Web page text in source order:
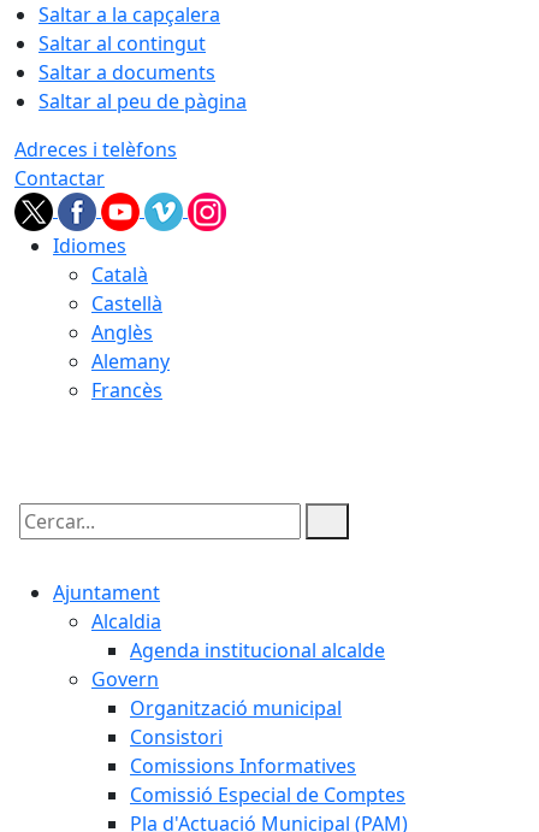
Saltar a la capçalera
Saltar al contingut
Saltar a documents
Saltar al peu de pàgina
Adreces i telèfons
Contactar
Idiomes
Català
Castellà
Anglès
Alemany
Francès
Cercar:
Ajuntament
Alcaldia
Agenda institucional alcalde
Govern
Organització municipal
Consistori
Comissions Informatives
Comissió Especial de Comptes
Pla d'Actuació Municipal (PAM)